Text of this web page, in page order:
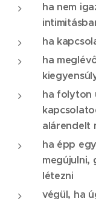
ha nem
ha
ha
ha folyton
alárendelt
ha épp
megújulni,
létezni
végül, ha